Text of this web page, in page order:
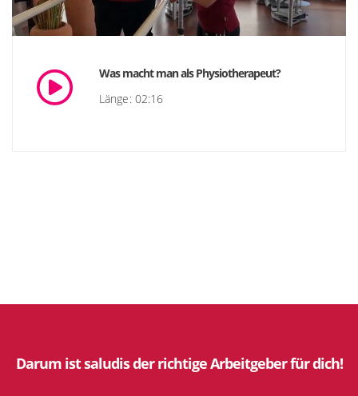
Was macht man als Physiotherapeut?
Länge: 02:16
Darum ist saludis der richtige Arbeitgeber für dich!